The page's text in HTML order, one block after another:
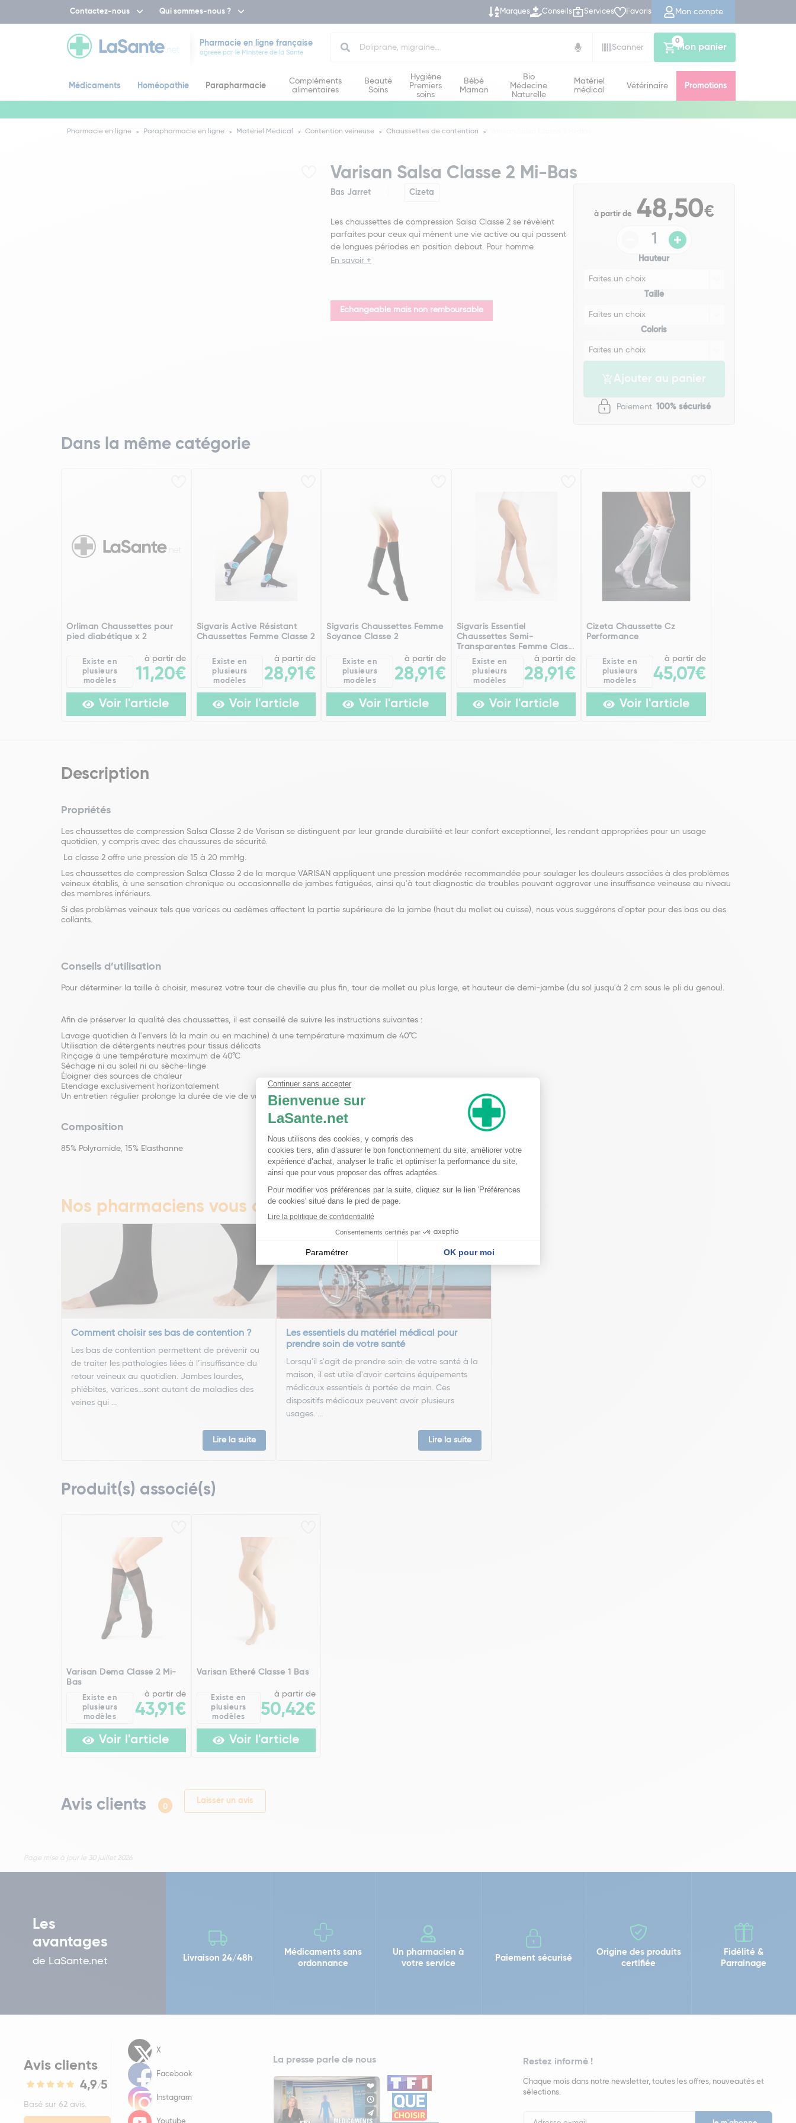
Contactez-nous Qui sommes-nous ? Marques Conseils Services Favoris Mon compte
Pharmacie en ligne française
agréée par le Ministère de la Santé
Scanner
Mon panier
0
Médicaments Homéopathie Parapharmacie
Compléments
alimentaires
Beauté
Soins
Hygiène
Premiers
soins
Bébé
Maman
Bio
Médecine
Naturelle
Matériel
médical
Vétérinaire Promotions
Pharmacie en ligne Parapharmacie en ligne Matériel Médical Contention veineuse Chaussettes de contention
Varisan Salsa Classe 2 Mi-Bas
Bas Jarret Cizeta
Les chaussettes de compression Salsa Classe 2 se révèlent
parfaites pour ceux qui mènent une vie active ou qui passent
de longues périodes en position debout. Pour homme.
En savoir +
Echangeable mais non remboursable
à partir de 48,50€
Hauteur
Taille
Coloris
Ajouter au panier
Paiement 100% sécurisé
Dans la même catégorie
Orliman Chaussettes pour
pied diabétique x 2
Existe en
plusieurs
modèles
à partir de
11,20€
Voir l'article
Sigvaris Active Résistant
Chaussettes Femme Classe 2
Existe en
plusieurs
modèles
à partir de
28,91€
Voir l'article
Sigvaris Chaussettes Femme
Soyance Classe 2
Existe en
plusieurs
modèles
à partir de
28,91€
Voir l'article
Sigvaris Essentiel
Chaussettes Semi-
Transparentes Femme Clas...
Existe en
plusieurs
modèles
à partir de
28,91€
Voir l'article
Cizeta Chaussette Cz
Performance
Existe en
plusieurs
modèles
à partir de
45,07€
Voir l'article
Description
Propriétés
Les chaussettes de compression Salsa Classe 2 de Varisan se distinguent par leur grande durabilité et leur confort exceptionnel, les rendant appropriées pour un usage
quotidien, y compris avec des chaussures de sécurité.
La classe 2 offre une pression de 15 à 20 mmHg.
Les chaussettes de compression Salsa Classe 2 de la marque VARISAN appliquent une pression modérée recommandée pour soulager les douleurs associées à des problèmes
veineux établis, à une sensation chronique ou occasionnelle de jambes fatiguées, ainsi qu'à tout diagnostic de troubles pouvant aggraver une insuffisance veineuse au niveau
des membres inférieurs.
Si des problèmes veineux tels que varices ou œdèmes affectent la partie supérieure de la jambe (haut du mollet ou cuisse), nous vous suggérons d'opter pour des bas ou des
collants.
Conseils d’utilisation
Pour déterminer la taille à choisir, mesurez votre tour de cheville au plus fin, tour de mollet au plus large, et hauteur de demi-jambe (du sol jusqu'à 2 cm sous le pli du genou).
Afin de préserver la qualité des chaussettes, il est conseillé de suivre les instructions suivantes :
Lavage quotidien à l'envers (à la main ou en machine) à une température maximum de 40°C
Utilisation de détergents neutres pour tissus délicats
Rinçage à une température maximum de 40°C
Séchage ni au soleil ni au sèche-linge
Éloigner des sources de chaleur
Etendage exclusivement horizontalement
Un entretien régulier prolonge la durée de vie de vos bas de compression.
Composition
85% Polyramide, 15% Elasthanne
Nos pharmaciens vous conseillent
Comment choisir ses bas de contention ?
Les bas de contention permettent de prévenir ou
de traiter les pathologies liées à l’insuffisance du
retour veineux au quotidien. Jambes lourdes,
phlébites, varices…sont autant de maladies des
veines qui ...
Lire la suite
Les essentiels du matériel médical pour
prendre soin de votre santé
Lorsqu'il s'agit de prendre soin de votre santé à la
maison, il est utile d'avoir certains équipements
médicaux essentiels à portée de main. Ces
dispositifs médicaux peuvent avoir plusieurs
usages. ...
Lire la suite
Produit(s) associé(s)
Varisan Dema Classe 2 Mi-
Bas
Existe en
plusieurs
modèles
à partir de
43,91€
Voir l'article
Varisan Etheré Classe 1 Bas
Existe en
plusieurs
modèles
à partir de
50,42€
Voir l'article
Avis clients 0
Laisser un avis
Page mise à jour le 30 juillet 2026
Les
avantages
de LaSante.net Livraison 24/48h
Médicaments sans
ordonnance
Un pharmacien à
votre service
Paiement sécurisé
Origine des produits
certifiée
Fidélité &
Parrainage
Avis clients
4,9/5
Basé sur 62 avis.
X
Facebook
Instagram
Youtube
La presse parle de nous Restez informé !
Chaque mois dans notre newsletter, toutes les offres, nouveautés et
sélections.
Newsletter